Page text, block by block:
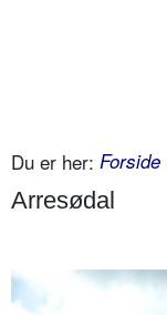
Du er her: Forside
Arresødal